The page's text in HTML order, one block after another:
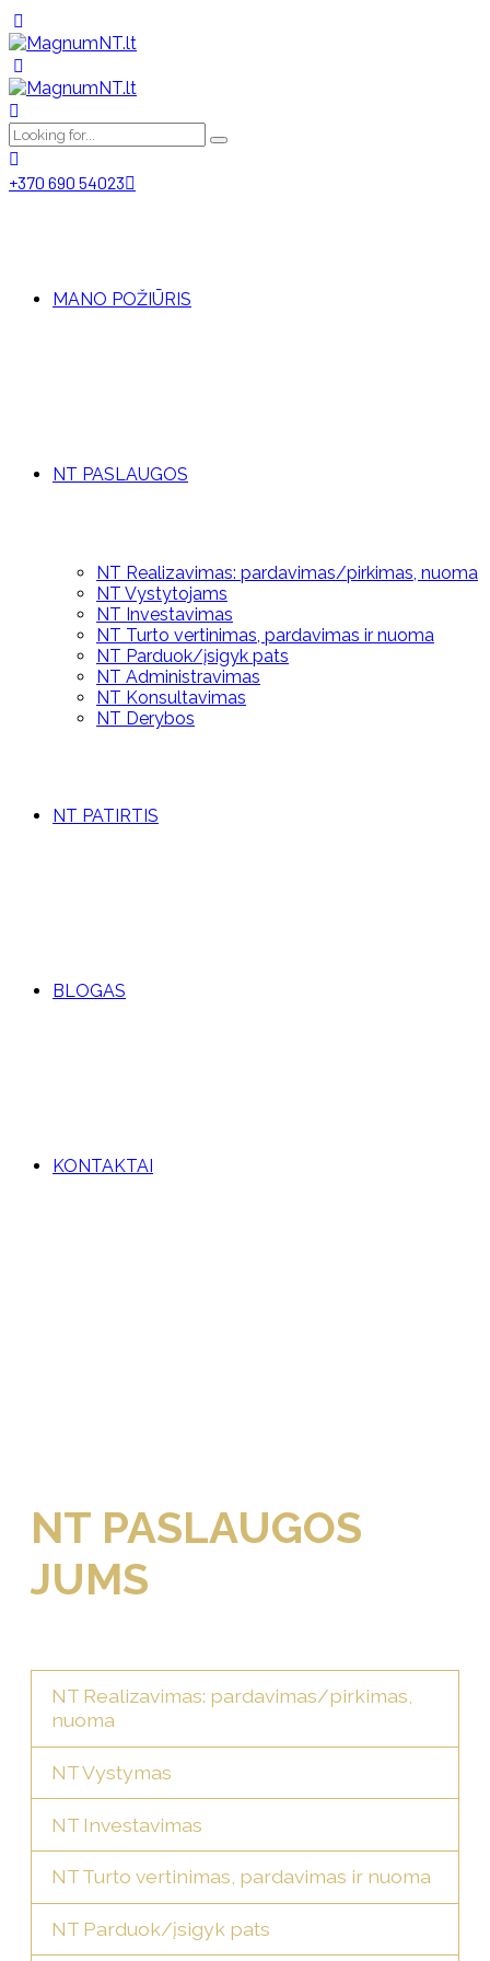
+370 690 54023
MANO POŽIŪRIS
NT PASLAUGOS
NT Realizavimas: pardavimas/pirkimas, nuoma
NT Vystytojams
NT Investavimas
NT Turto vertinimas, pardavimas ir nuoma
NT Parduok/įsigyk pats
NT Administravimas
NT Konsultavimas
NT Derybos
NT PATIRTIS
BLOGAS
KONTAKTAI
NT PASLAUGOS
JUMS
NT Realizavimas: pardavimas/pirkimas,
nuoma
NT Vystymas
NT Investavimas
NT Turto vertinimas, pardavimas ir nuoma
NT Parduok/įsigyk pats